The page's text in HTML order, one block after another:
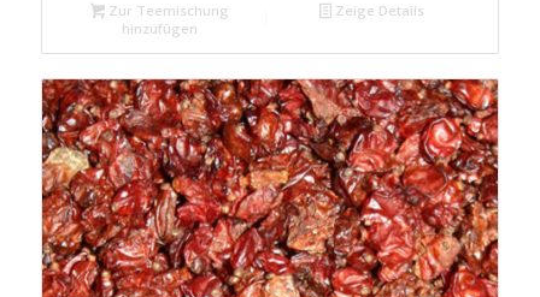
Zur Teemischung
hinzufügen
Zeige Details